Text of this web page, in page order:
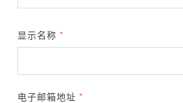
显示名称 *
电子邮箱地址 *